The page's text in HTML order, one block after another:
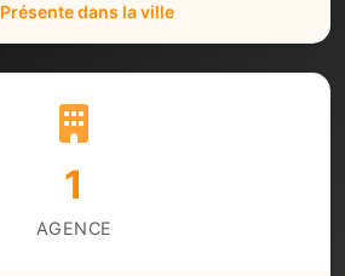
Présente dans la ville
1
AGENCE